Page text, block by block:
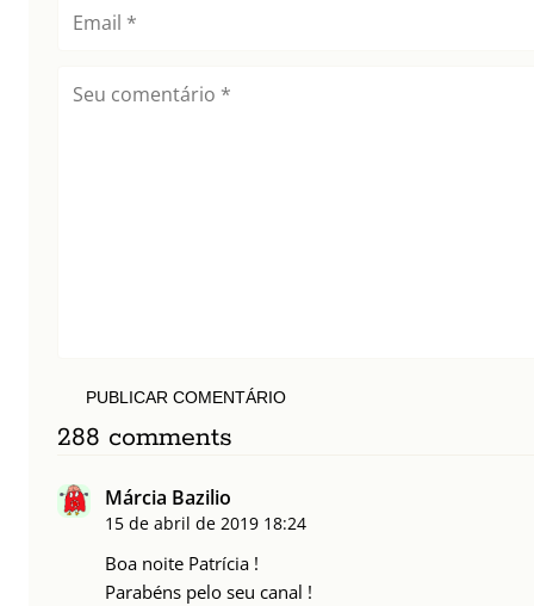
PUBLICAR COMENTÁRIO
288 comments
Márcia Bazilio
15 de abril de 2019 18:24
Boa noite Patrícia !
Parabéns pelo seu canal !